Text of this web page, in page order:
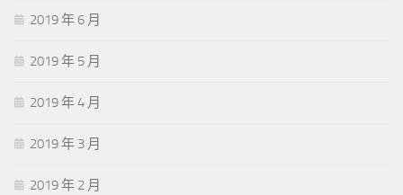
2019 年 6 月
2019 年 5 月
2019 年 4 月
2019 年 3 月
2019 年 2 月